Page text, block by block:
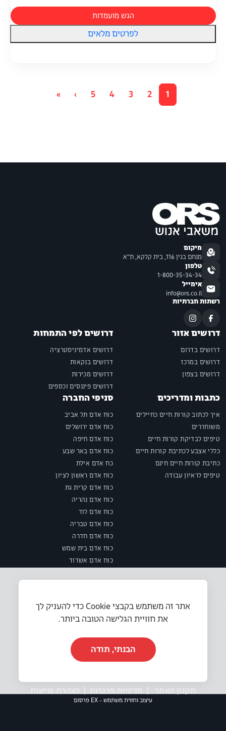
הגש מועמדות
לפרטים מלאים
1
2
3
4
5
›
»
מיקום
מנחם בגין 116, בית קלקא, ת"א
טלפון
1-800-35-34-34
אימייל
info@ors.co.il
רשתות חברתיות
דרושים אזור
דרושים בדרום
דרושים במרכז
דרושים בצפון
דרושים לפי התמחות
דרושים אדמיניסטרציה
דרושים בנקאות
דרושים מכירות
דרושים פיננסים וכספים
כתבות ומדריכים
איך לכתוב קורות חיים כחיילים
משוחררים
טיפים לבדיקת קורות חיים
כללי אצבע לכתיבת קורות חיים
כתיבת קורות חיים חינם
טיפים לראיון עבודה
סניפי החברה
כוח אדם תל אביב
כוח אדם ירושלים
כוח אדם חיפה
כוח אדם באר שבע
כח אדם אילת
כוח אדם ראשון לציון
כוח אדם קרית גת
כוח אדם נהריה
כוח אדם לוד
כוח אדם טבריה
כוח אדם חדרה
כוח אדם בית שמש
כוח אדם אשדוד
תקנון האתר מדיניות פרטיות הצהרת נגישות
עיצוב וחווית משתמש - EX פרסום
אתר זה משתמש בקבצי Cookie כדי להעניק לך
את חוויית הגלישה הטובה ביותר.
הבנתי, תודה